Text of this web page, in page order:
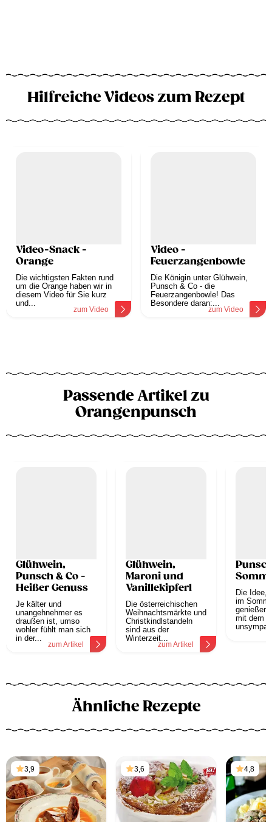
Hilfreiche Videos zum Rezept
Video-Snack -
Orange
Die wichtigsten Fakten rund
um die Orange haben wir in
diesem Video für Sie kurz
und...
zum Video
Video -
Feuerzangenbowle
Die Königin unter Glühwein,
Punsch & Co - die
Feuerzangenbowle! Das
Besondere daran:...
zum Video
Passende Artikel zu
Orangenpunsch
Glühwein,
Punsch & Co -
Heißer Genuss
Je kälter und
unangehnehmer es
draußen ist, umso
wohler fühlt man sich
in der...
zum Artikel
Glühwein,
Maroni und
Vanillekipferl
Die österreichischen
Weihnachtsmärkte und
Christkindlstandeln
sind aus der
Winterzeit...
zum Artikel
Die Idee,
im
mit dem
Ähnliche Rezepte
3,9 3,6 4,8